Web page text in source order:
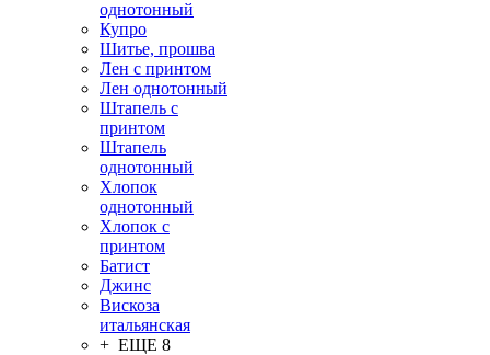
однотонный
Купро
Шитье, прошва
Лен с принтом
Лен однотонный
Штапель с
принтом
Штапель
однотонный
Хлопок
однотонный
Хлопок с
принтом
Батист
Джинс
Вискоза
итальянская
+ ЕЩЕ 8